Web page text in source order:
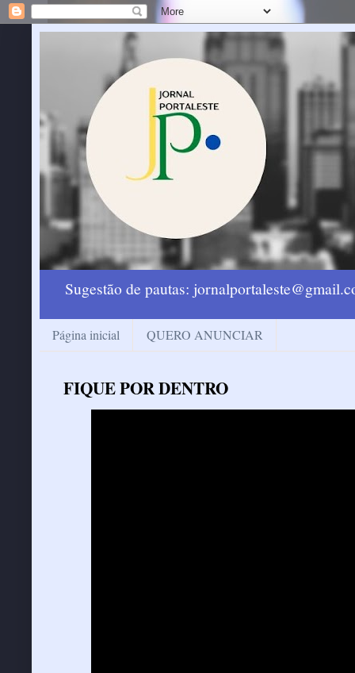
Sugestão de pautas:
Página inicial QUERO ANUNCIAR
FIQUE POR DENTRO